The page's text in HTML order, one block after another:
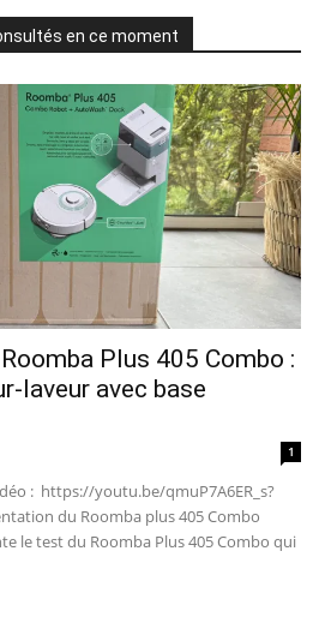
24/7 grâce à l'AOV ! ☀️📹
18/07/2026
Solaire Guirled : enfin
en extérieur ? Test complet
V3 : le meilleur robot de piscine
test complet !
DXP4800 Pro : le NAS qui va
Synology et QNAP ?! (Test
S4 : le robot tondeuse sans câble
cartographie votre jardin tout seul.
elle m'a bluffé !
en ce moment
Plus 405 Combo :
laveur avec base
1
: https://youtu.be/qmuP7A6ER_s?
du Roomba plus 405 Combo
le test du Roomba Plus 405 Combo qui